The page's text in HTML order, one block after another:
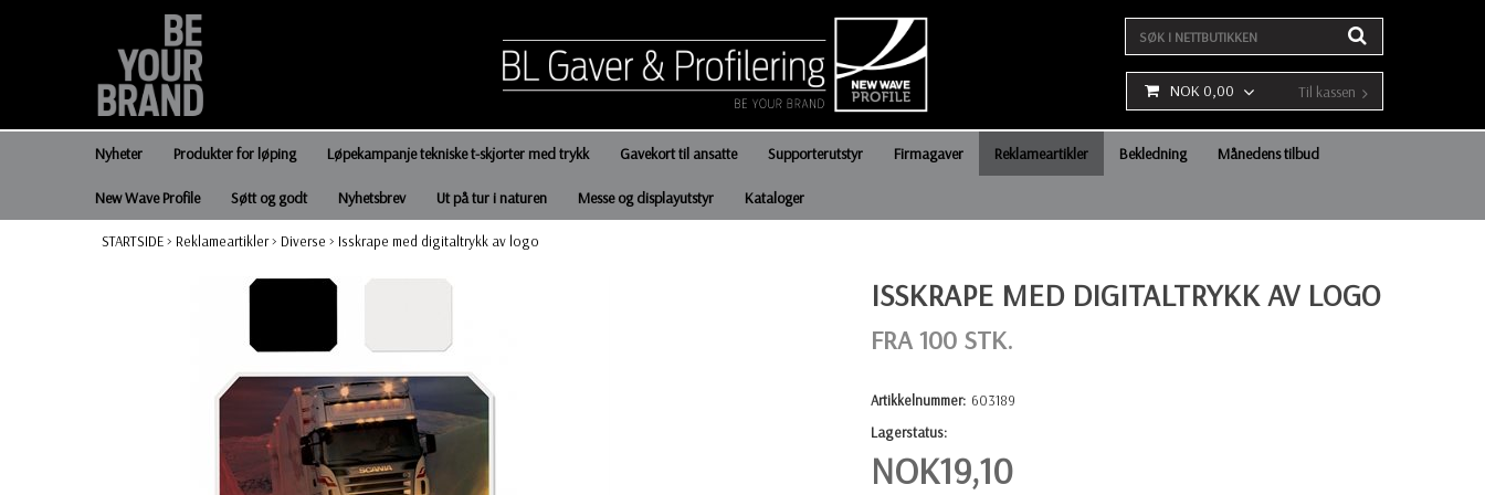
NOK 0,00 Til kassen
Nyheter Produkter for løping Løpekampanje tekniske t-skjorter med trykk Gavekort til ansatte Supporterutstyr Firmagaver Reklameartikler Bekledning Månedens tilbud
New Wave Profile Søtt og godt Nyhetsbrev Ut på tur i naturen Messe og displayutstyr Kataloger
STARTSIDE> Reklameartikler> Diverse > Isskrape med digitaltrykk av logo
ISSKRAPE MED DIGITALTRYKK AV LOGO
FRA 100 STK.
Artikkelnummer: 603189
Lagerstatus:
NOK19,10